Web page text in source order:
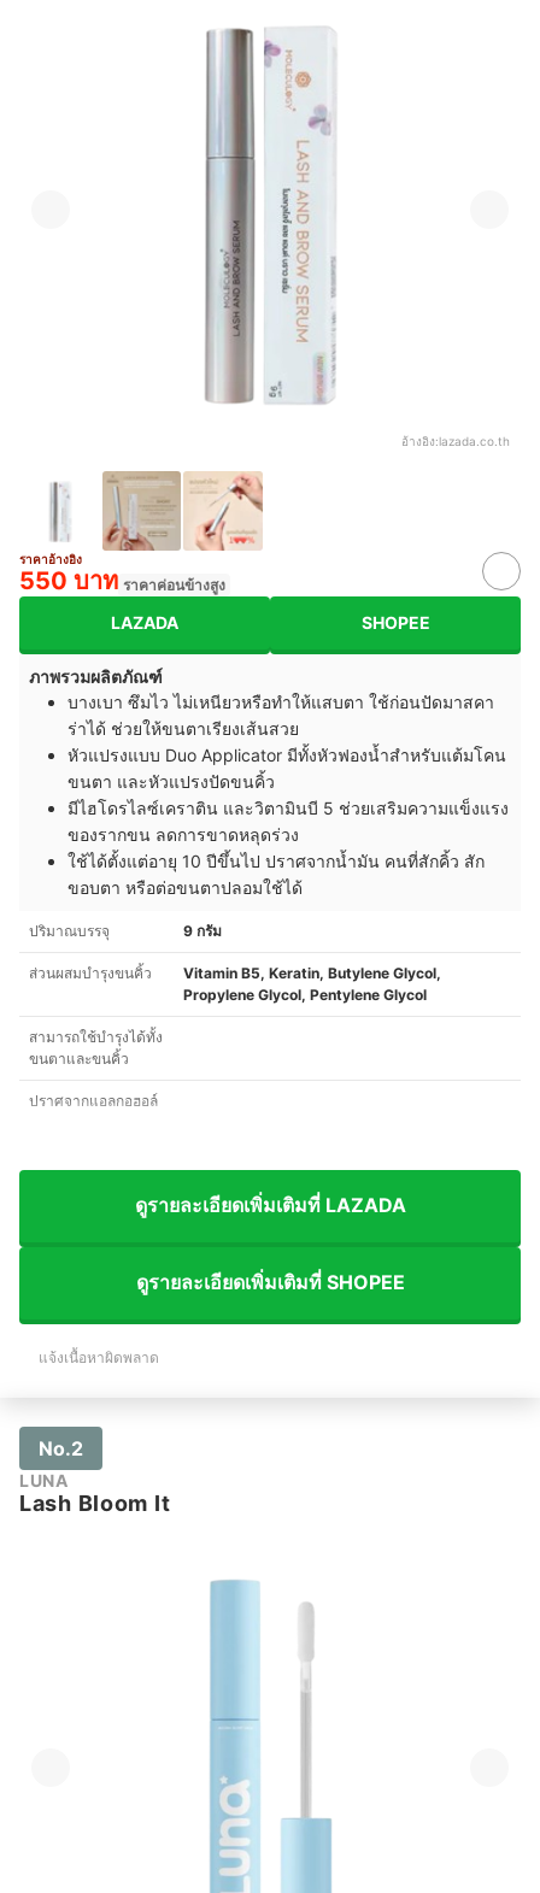
อ้างอิง:lazada.co.th
ราคาอ้างอิง
550 บาท ราคาค่อนข้างสูง
LAZADA SHOPEE
ภาพรวมผลิตภัณฑ์
บางเบา ซึมไว ไม่เหนียวหรือทำให้แสบตา ใช้ก่อนปัดมาสคา
ร่าได้ ช่วยให้ขนตาเรียงเส้นสวย
หัวแปรงแบบ Duo Applicator มีทั้งหัวฟองน้ำสำหรับแต้มโคน
ขนตา และหัวแปรงปัดขนคิ้ว
มีไฮโดรไลซ์เคราติน และวิตามินบี 5 ช่วยเสริมความแข็งแรง
ของรากขน ลดการขาดหลุดร่วง
ใช้ได้ตั้งแต่อายุ 10 ปีขึ้นไป ปราศจากน้ำมัน คนที่สักคิ้ว สัก
ขอบตา หรือต่อขนตาปลอมใช้ได้
ปริมาณบรรจุ 9 กรัม
ส่วนผสมบำรุงขนคิ้ว
Vitamin B5, Keratin, Butylene Glycol,
Propylene Glycol, Pentylene Glycol
สามารถใช้บำรุงได้ทั้ง
ขนตาและขนคิ้ว
ปราศจากแอลกอฮอล์
ดูรายละเอียดเพิ่มเติมที่ LAZADA
ดูรายละเอียดเพิ่มเติมที่ SHOPEE
แจ้งเนื้อหาผิดพลาด
No.2
LUNA
Lash Bloom It